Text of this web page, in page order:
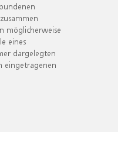
möglicherweise
eines
dargelegten
eingetragenen